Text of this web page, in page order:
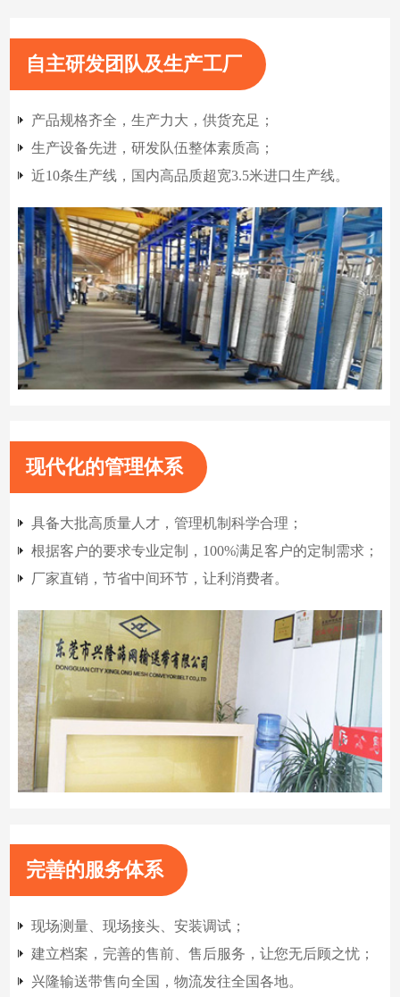
自主研发团队及生产工厂
产品规格齐全，生产力大，供货充足；
生产设备先进，研发队伍整体素质高；
近10条生产线，国内高品质超宽3.5米进口生产线。
现代化的管理体系
具备大批高质量人才，管理机制科学合理；
根据客户的要求专业定制，100%满足客户的定制需求；
厂家直销，节省中间环节，让利消费者。
完善的服务体系
现场测量、现场接头、安装调试；
建立档案，完善的售前、售后服务，让您无后顾之忧；
兴隆输送带售向全国，物流发往全国各地。